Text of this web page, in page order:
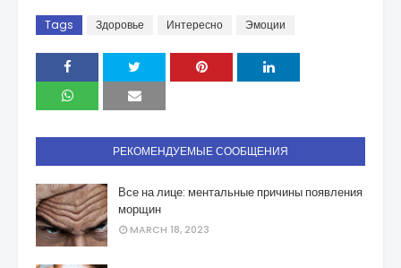
Tags Здоровье Интересно Эмоции
РЕКОМЕНДУЕМЫЕ СООБЩЕНИЯ
Все на лице: ментальные причины появления
морщин
MARCH 18, 2023